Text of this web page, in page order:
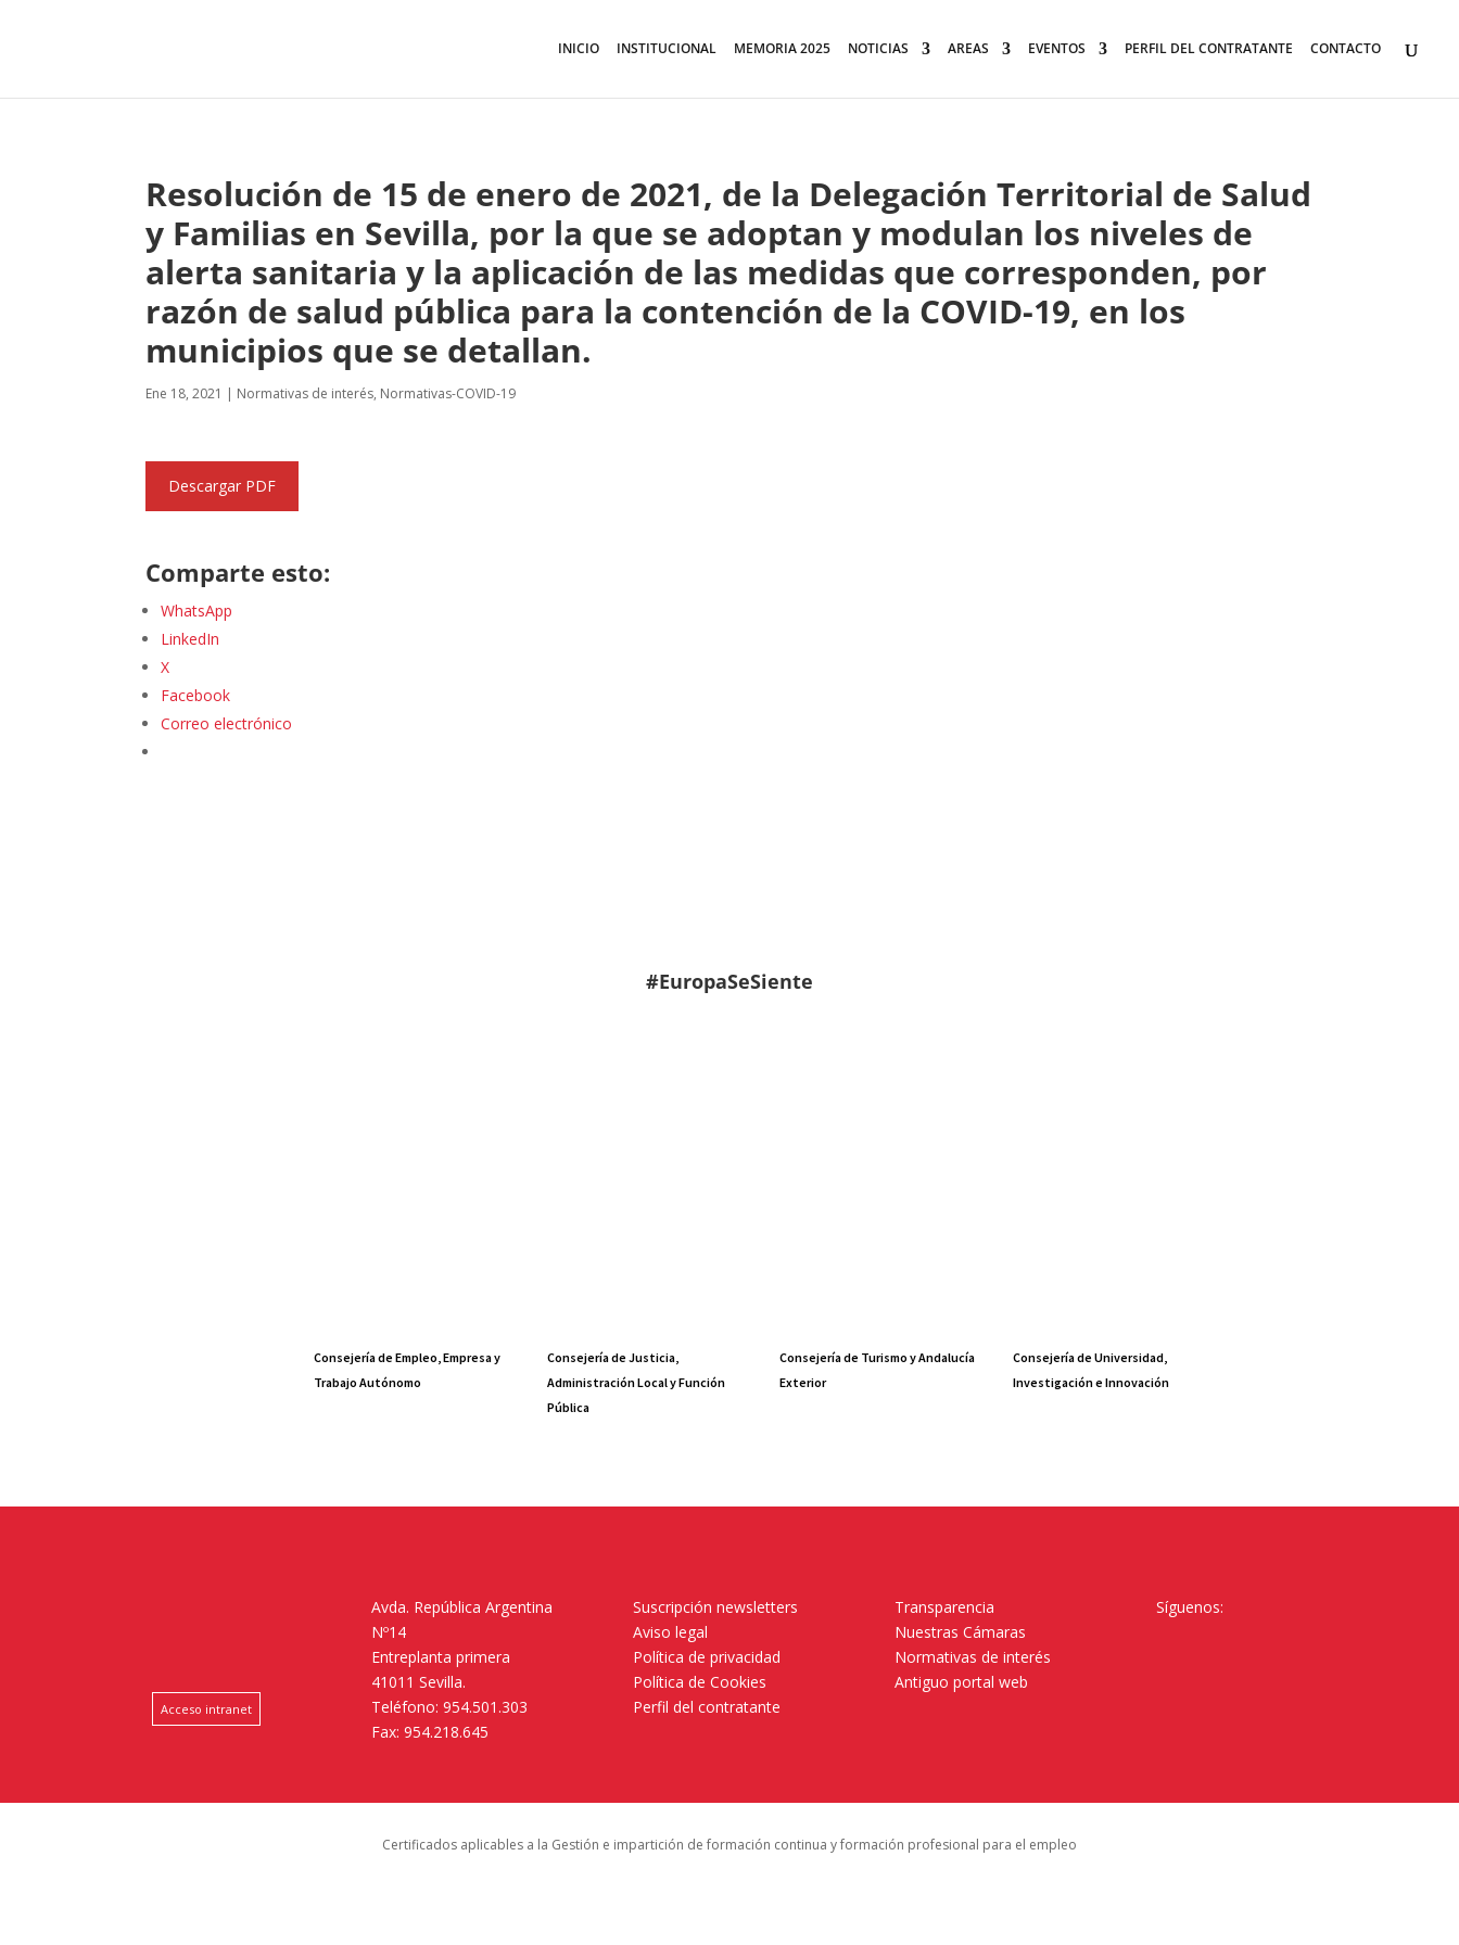
INICIO INSTITUCIONAL MEMORIA 2025 NOTICIAS AREAS EVENTOS PERFIL DEL CONTRATANTE CONTACTO
Resolución de 15 de enero de 2021, de la Delegación Territorial de Salud
y Familias en Sevilla, por la que se adoptan y modulan los niveles de
alerta sanitaria y la aplicación de las medidas que corresponden, por
razón de salud pública para la contención de la COVID-19, en los
municipios que se detallan.
Ene 18, 2021 | Normativas de interés, Normativas-COVID-19
Descargar PDF
Comparte esto:
WhatsApp
LinkedIn
X
Facebook
Correo electrónico
#EuropaSeSiente
Consejería de Empleo, Empresa y
Trabajo Autónomo
Consejería de Justicia,
Administración Local y Función
Pública
Consejería de Turismo y Andalucía
Exterior
Consejería de Universidad,
Investigación e Innovación
Acceso intranet
Avda. República Argentina
Nº14
Entreplanta primera
41011 Sevilla.
Teléfono: 954.501.303
Fax: 954.218.645
Suscripción newsletters
Aviso legal
Política de privacidad
Política de Cookies
Perfil del contratante
Transparencia
Nuestras Cámaras
Normativas de interés
Antiguo portal web
Síguenos:
Certificados aplicables a la Gestión e impartición de formación continua y formación profesional para el empleo